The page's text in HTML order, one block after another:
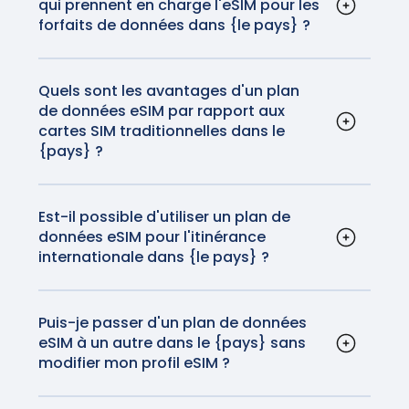
pouvez consulter les instructions d'activation
pour iOS et Androidici.
qui prennent en charge l'eSIM pour les
forfaits de données dans {le pays} ?
appareils Android, prennent en charge la
technologie eSIM. En outre, certaines
tablettes et smartwatches sont également
compatibles.
Quels sont les avantages d'un plan
de données eSIM par rapport aux
cartes SIM traditionnelles dans le
{pays} ?
permettent également de passer facilement
d'un opérateur à l'autre sans changer de
carte physique, ce qui les rend idéales pour
de rentrer chez vous.
Est-il possible d'utiliser un plan de
données eSIM pour l'itinérance
internationale dans {le pays} ?
{pays}. Les plans GigSky fourniront des
réseaux et des connexions fiables et de haute
qualité pour une fraction du coût du roaming
Puis-je passer d'un plan de données
eSIM à un autre dans le {pays} sans
modifier mon profil eSIM ?